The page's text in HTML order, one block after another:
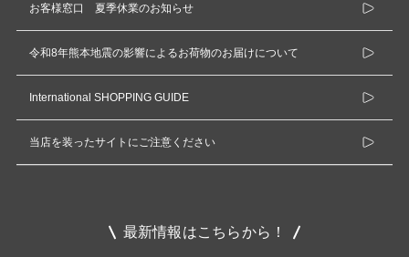
お客様窓口 夏季休業のお知らせ
令和8年熊本地震の影響によるお荷物のお届けについて
International SHOPPING GUIDE
当店を装ったサイトにご注意ください
最新情報はこちらから！